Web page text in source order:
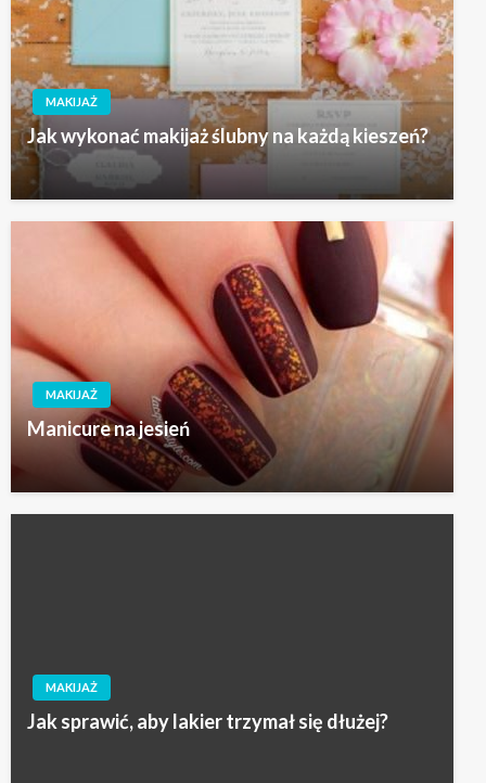
MAKIJAŻ
Jak wykonać makijaż ślubny na każdą kieszeń?
MAKIJAŻ
Manicure na jesień
MAKIJAŻ
Jak sprawić, aby lakier trzymał się dłużej?